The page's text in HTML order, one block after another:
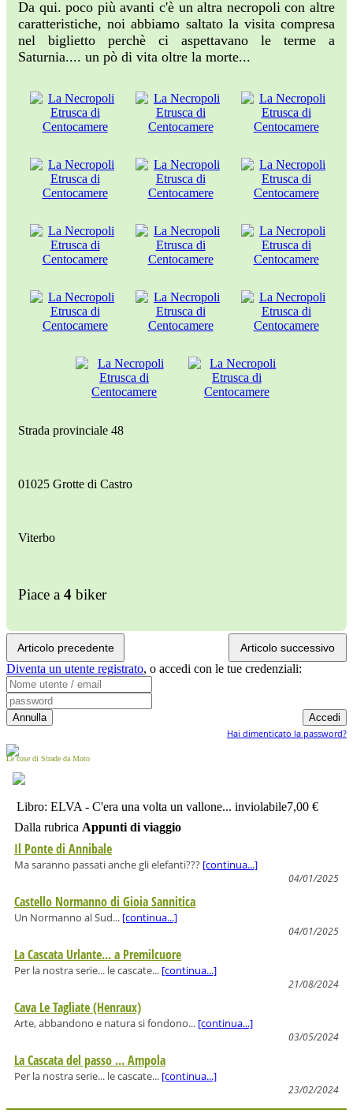
Da qui. poco più avanti c'è un altra necropoli con altre
caratteristiche, noi abbiamo saltato la visita compresa
nel biglietto perchè ci aspettavano le terme a
Saturnia.... un pò di vita oltre la morte...
Strada provinciale 48
01025 Grotte di Castro
Viterbo
Piace a 4 biker
Articolo precedente Articolo successivo
Diventa un utente registrato, o accedi con le tue credenziali:
Hai dimenticato la password?
Le cose di Strade da Moto
Libro: ELVA - C'era una volta un vallone... inviolabile7,00 €
Dalla rubrica Appunti di viaggio
Il Ponte di Annibale
Ma saranno passati anche gli elefanti??? [continua...]
04/01/2025
Castello Normanno di Gioia Sannitica
Un Normanno al Sud... [continua...]
04/01/2025
La Cascata Urlante... a Premilcuore
Per la nostra serie... le cascate... [continua...]
21/08/2024
Cava Le Tagliate (Henraux)
Arte, abbandono e natura si fondono... [continua...]
03/05/2024
La Cascata del passo ... Ampola
Per la nostra serie... le cascate... [continua...]
23/02/2024